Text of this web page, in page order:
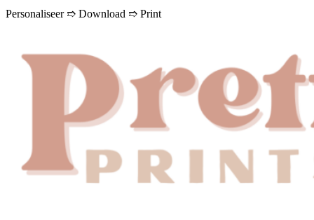
Personaliseer ➱ Download ➱ Print